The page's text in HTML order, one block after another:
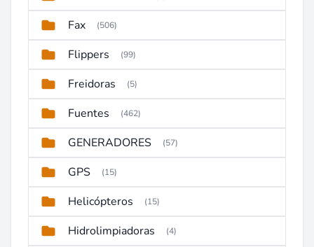
Fax (506)
Flippers (99)
Freidoras (5)
Fuentes (462)
GENERADORES (57)
GPS (15)
Helicópteros (15)
Hidrolimpiadoras (4)